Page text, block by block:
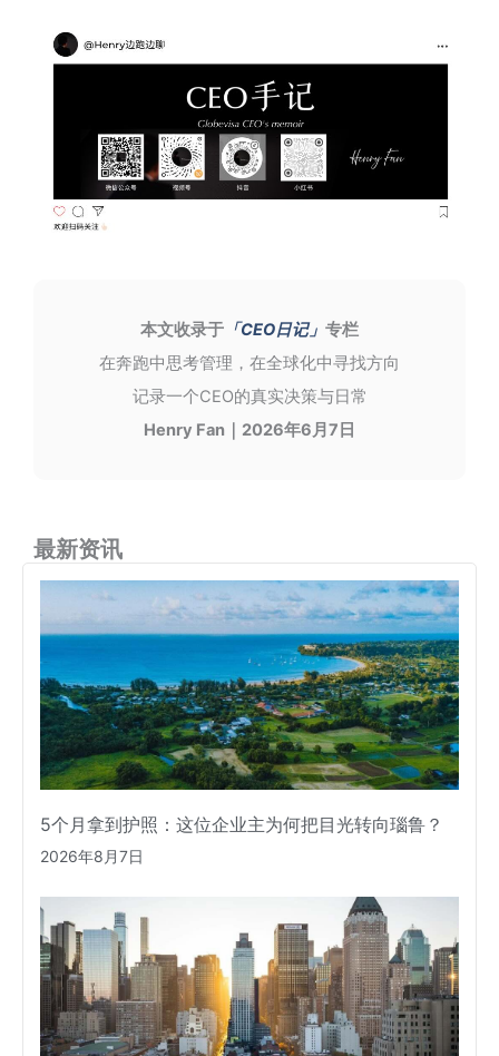
本文收录于 「CEO日记」 专栏
在奔跑中思考管理，在全球化中寻找方向
记录一个CEO的真实决策与日常
Henry Fan｜2026年6月7日
最新资讯
5个月拿到护照：这位企业主为何把目光转向瑙鲁？
2026年8月7日